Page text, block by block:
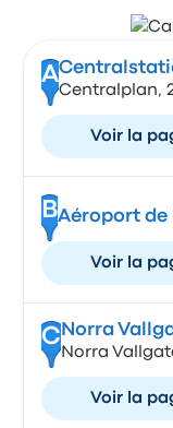
A
Centralplan,
Voir la
BAéroport de
Voir la
CNorra
Norra
Voir la